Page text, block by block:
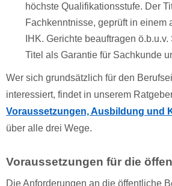
höchste Qualifikationsstufe. Der
Fachkenntnisse, geprüft in
IHK. Gerichte beauftragen
Titel als Garantie für Sachkunde
Wer sich grundsätzlich für den
interessiert, findet in unserem
Voraussetzungen, Ausbildung und
über alle drei Wege.
Voraussetzungen für die
Die Anforderungen an die öffentliche